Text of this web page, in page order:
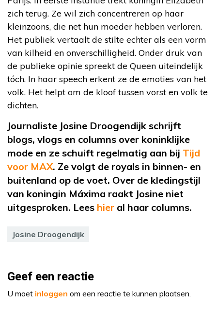
zich terug. Ze wil zich concentreren op haar
kleinzoons, die net hun moeder hebben verloren.
Het publiek vertaalt de stilte echter als een vorm
van kilheid en onverschilligheid. Onder druk van
de publieke opinie spreekt de Queen uiteindelijk
tóch. In haar speech erkent ze de emoties van het
volk. Het helpt om de kloof tussen vorst en volk te
dichten.
Journaliste Josine Droogendijk schrijft
blogs, vlogs en columns over koninklijke
mode en ze schuift regelmatig aan bij Tijd
voor MAX. Ze volgt de royals in binnen- en
buitenland op de voet. Over de kledingstijl
van koningin Máxima raakt Josine niet
uitgesproken. Lees hier al haar columns.
Josine Droogendijk
Geef een reactie
U moet inloggen om een reactie te kunnen plaatsen.